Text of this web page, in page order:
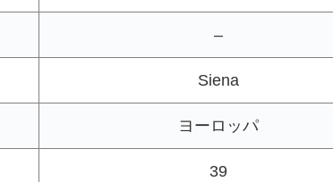
–
Siena
ヨーロッパ
39